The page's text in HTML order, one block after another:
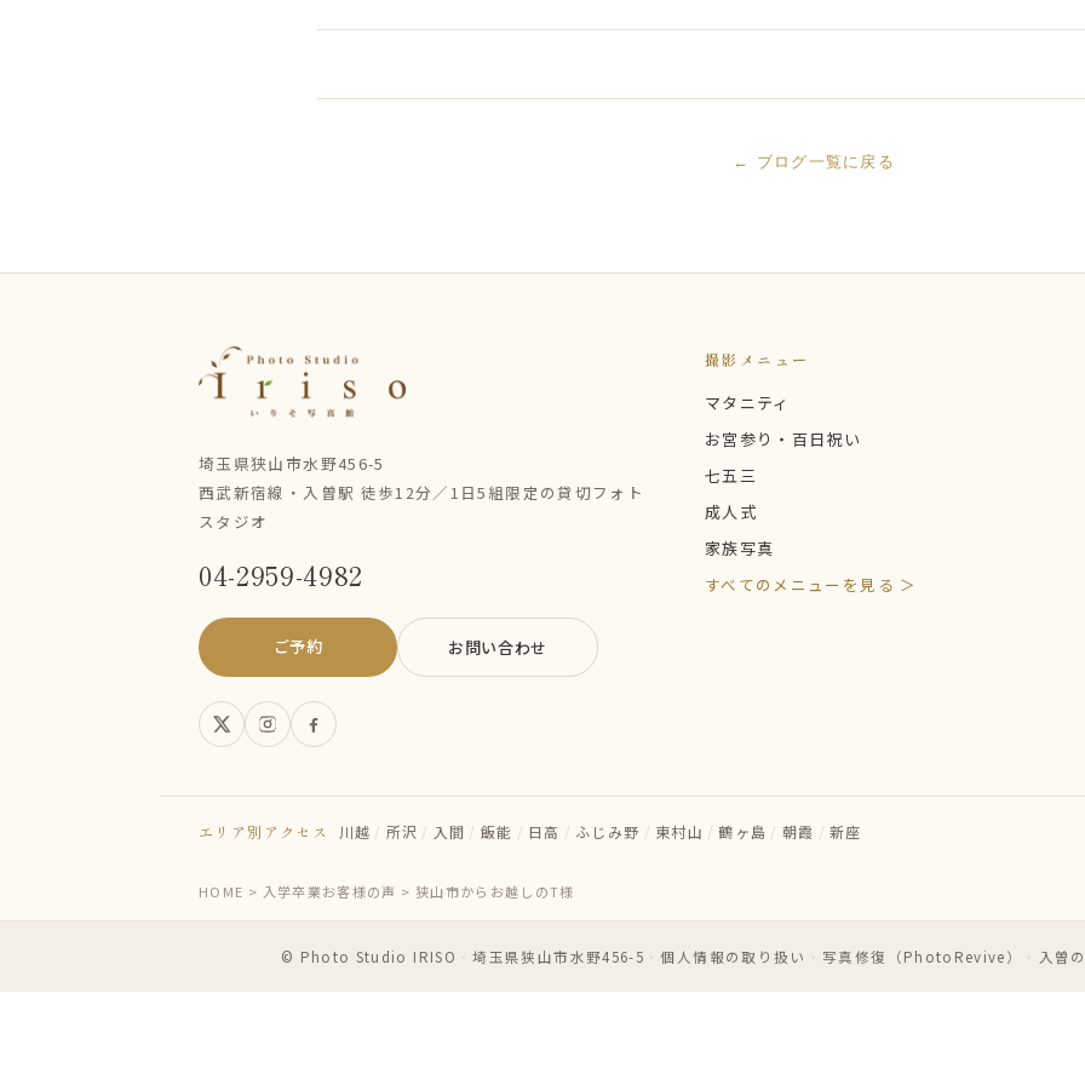
← ブログ一覧に戻る
埼玉県狭山市水野456-5
西武新宿線・入曽駅 徒歩12分／1日5組限定の貸切フォト
スタジオ
04-2959-4982
ご予約 お問い合わせ
撮影メニュー
マタニティ
お宮参り・百日祝い
七五三
成人式
家族写真
すべてのメニューを見る ＞
エリア別アクセス 川越 / 所沢 / 入間 / 飯能 / 日高 / ふじみ野 / 東村山 / 鶴ヶ島 / 朝霞 / 新座
HOME > 入学卒業お客様の声 > 狭山市からお越しのT様
© Photo Studio IRISO ・埼玉県狭山市水野456-5 ・個人情報の取り扱い ・写真修復（PhotoRevive） ・ 入曽